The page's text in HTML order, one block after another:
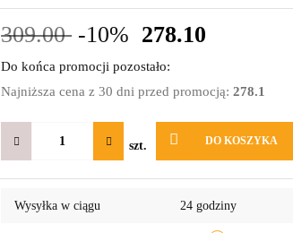
309.00 -10% 278.10
Do końca promocji pozostało:
Najniższa cena z 30 dni przed promocją:278.1
szt. DO KOSZYKA
Wysyłka w ciągu 24 godziny